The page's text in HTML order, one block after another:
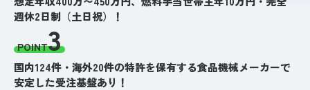
週休2日制（土日祝）！
POINT3
国内124件・海外20件の特許を保有する食品機械メーカーで
安定した受注基盤あり！